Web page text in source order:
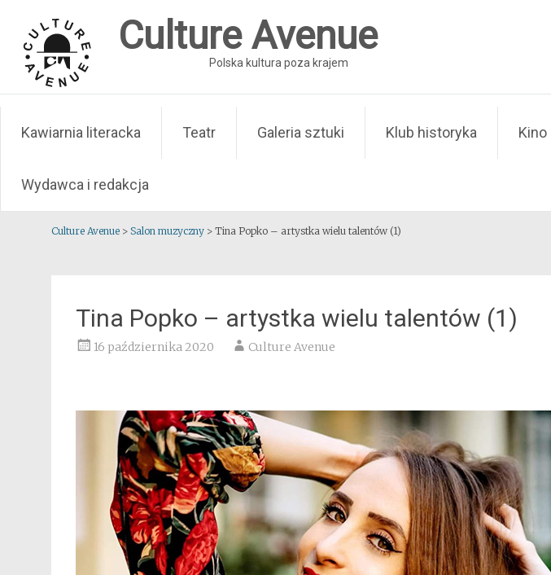
content
Culture Avenue
Polska kultura poza krajem
Kawiarnia literacka Teatr Galeria sztuki Klub historyka Kino
Wydawca i redakcja
Culture Avenue > Salon muzyczny > Tina Popko – artystka wielu talentów (1)
Tina Popko – artystka wielu talentów (1)
16 października 2020 Culture Avenue